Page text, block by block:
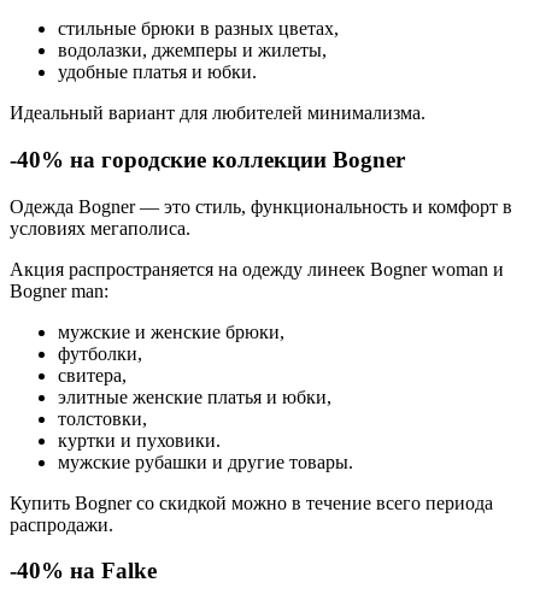
стильные брюки в разных цветах,
водолазки, джемперы и жилеты,
удобные платья и юбки.
Идеальный вариант для любителей минимализма.
-40% на городские коллекции Bogner
Одежда Bogner — это стиль, функциональность и комфорт в
условиях мегаполиса.
Акция распространяется на одежду линеек Bogner woman и
Bogner man:
мужские и женские брюки,
футболки,
свитера,
элитные женские платья и юбки,
толстовки,
куртки и пуховики.
мужские рубашки и другие товары.
Купить Bogner со скидкой можно в течение всего периода
распродажи.
-40% на Falke